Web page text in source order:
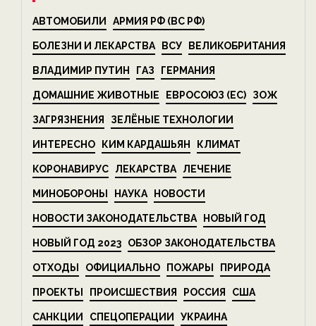
АВТОМОБИЛИ АРМИЯ РФ (ВС РФ)
БОЛЕЗНИ И ЛЕКАРСТВА ВСУ ВЕЛИКОБРИТАНИЯ
ВЛАДИМИР ПУТИН ГАЗ ГЕРМАНИЯ
ДОМАШНИЕ ЖИВОТНЫЕ ЕВРОСОЮЗ (ЕС) ЗОЖ
ЗАГРЯЗНЕНИЯ ЗЕЛЁНЫЕ ТЕХНОЛОГИИ
ИНТЕРЕСНО КИМ КАРДАШЬЯН КЛИМАТ
КОРОНАВИРУС ЛЕКАРСТВА ЛЕЧЕНИЕ
МИНОБОРОНЫ НАУКА НОВОСТИ
НОВОСТИ ЗАКОНОДАТЕЛЬСТВА НОВЫЙ ГОД
НОВЫЙ ГОД 2023 ОБЗОР ЗАКОНОДАТЕЛЬСТВА
ОТХОДЫ ОФИЦИАЛЬНО ПОЖАРЫ ПРИРОДА
ПРОЕКТЫ ПРОИСШЕСТВИЯ РОССИЯ США
САНКЦИИ СПЕЦОПЕРАЦИИ УКРАИНА